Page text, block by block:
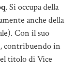
. Si occupa della
anche della
Con il suo
contribuendo in
titolo di Vice